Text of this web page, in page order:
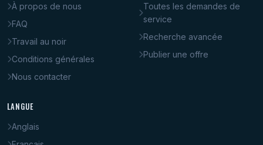
À propos de nous
FAQ
Travail au noir
Conditions générales
Nous contacter
Toutes les demandes de
service
Recherche avancée
Publier une offre
LANGUE
Anglais